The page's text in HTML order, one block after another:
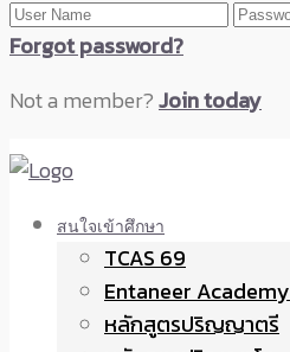
Forgot password?
Not a member?Join today
สนใจเข้าศึกษา
TCAS 69
Entaneer Academy
หลักสูตรปริญญาตรี